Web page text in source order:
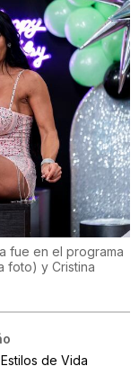
fue en el programa
foto) y Cristina
de Vida